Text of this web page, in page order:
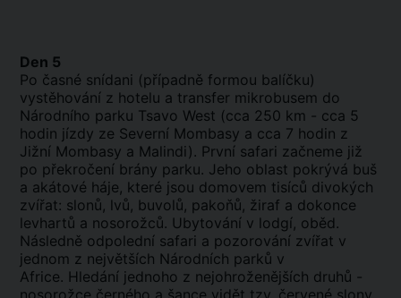
Den 5
Po časné snídani (případně formou balíčku)
vystěhování z hotelu a transfer mikrobusem do
Národního parku Tsavo West (cca 250 km - cca 5
hodin jízdy ze Severní Mombasy a cca 7 hodin z
Jižní Mombasy a Malindi). První safari začneme již
po překročení brány parku. Jeho oblast pokrývá buš
a akátové háje, které jsou domovem tisíců divokých
zvířat: slonů, lvů, buvolů, pakoňů, žiraf a dokonce
levhartů a nosorožců. Ubytování v lodgí, oběd.
Následně odpolední safari a pozorování zvířat v
jednom z největších Národních parků v
Africe. Hledání jednoho z nejohroženějších druhů -
nosorožce černého a šance vidět tzv. červené slony